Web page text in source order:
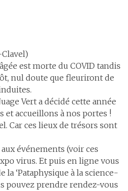
Clavel)
est morte du COVID tandis
nul doute que fleuriront de
Vert a décidé cette année
et accueillons à nos portes !
Car ces lieux de trésors sont
événements (voir ces
virus. Et puis en ligne vous
la ‘Pataphysique à la science-
pouvez prendre rendez-vous